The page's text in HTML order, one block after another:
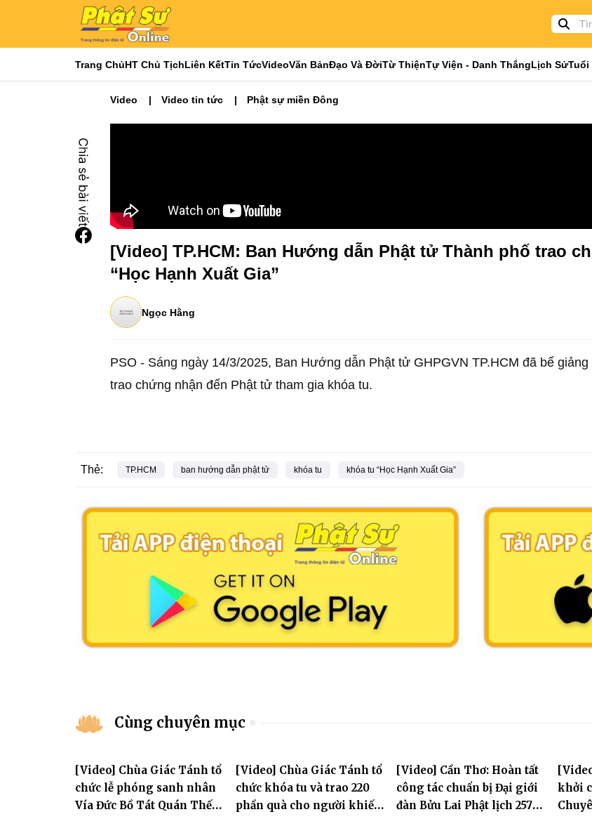
Trang ChủHT Chủ TịchLiên KếtTin TứcVideoVăn BảnĐạo Và ĐờiTừ ThiệnTự Viện - Danh ThắngLịch SửTuổi
Video Video tin tức Phật sự miền Đông
[Video] TP.HCM: Ban Hướng dẫn Phật tử Thành phố trao
“Học Hạnh Xuất Gia”
Ngọc Hằng
PSO - Sáng ngày 14/3/2025, Ban Hướng dẫn Phật tử GHPGVN TP.HCM đã bế
trao chứng nhận đến Phật tử tham gia khóa tu.
Thẻ: TP.HCM ban hướng dẫn phật tử khóa tu khóa tu “Học Hạnh Xuất Gia”
Cùng chuyên mục
[Video] Chùa Giác Tánh tổ
chức lễ phóng sanh nhân
Vía Đức Bồ Tát Quán Thế
[Video] Chùa Giác Tánh tổ
chức khóa tu và trao 220
phần quà cho người khiếm
[Video] Cần Thơ: Hoàn tất
công tác chuẩn bị Đại giới
đàn Bửu Lai Phật lịch 2570,
khởi